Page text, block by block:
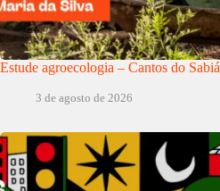
Estude agroecologia – Cantos do Sabiá
3 de agosto de 2026